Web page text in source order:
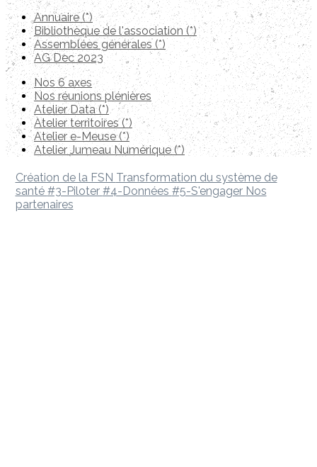
Annuaire (*)
Bibliothèque de l'association (*)
Assemblées générales (*)
AG Dec 2023
Nos 6 axes
Nos réunions plénières
Atelier Data (*)
Atelier territoires (*)
Atelier e-Meuse (*)
Atelier Jumeau Numérique (*)
Création de la FSN Transformation du système de
santé #3-Piloter #4-Données #5-S'engager Nos
partenaires